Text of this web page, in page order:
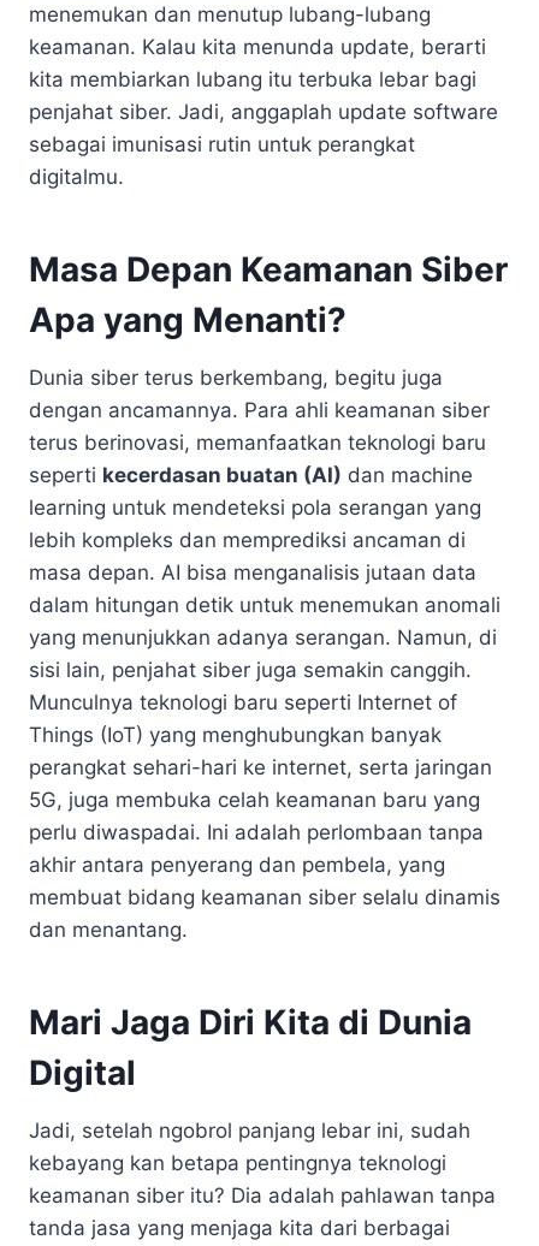
menemukan dan menutup lubang-lubang
keamanan. Kalau kita menunda update, berarti
kita membiarkan lubang itu terbuka lebar bagi
penjahat siber. Jadi, anggaplah update software
sebagai imunisasi rutin untuk perangkat
digitalmu.
Masa Depan Keamanan Siber
Apa yang Menanti?
Dunia siber terus berkembang, begitu juga
dengan ancamannya. Para ahli keamanan siber
terus berinovasi, memanfaatkan teknologi baru
seperti kecerdasan buatan (AI) dan machine
learning untuk mendeteksi pola serangan yang
lebih kompleks dan memprediksi ancaman di
masa depan. AI bisa menganalisis jutaan data
dalam hitungan detik untuk menemukan anomali
yang menunjukkan adanya serangan. Namun, di
sisi lain, penjahat siber juga semakin canggih.
Munculnya teknologi baru seperti Internet of
Things (IoT) yang menghubungkan banyak
perangkat sehari-hari ke internet, serta jaringan
5G, juga membuka celah keamanan baru yang
perlu diwaspadai. Ini adalah perlombaan tanpa
akhir antara penyerang dan pembela, yang
membuat bidang keamanan siber selalu dinamis
dan menantang.
Mari Jaga Diri Kita di Dunia
Digital
Jadi, setelah ngobrol panjang lebar ini, sudah
kebayang kan betapa pentingnya teknologi
keamanan siber itu? Dia adalah pahlawan tanpa
tanda jasa yang menjaga kita dari berbagai